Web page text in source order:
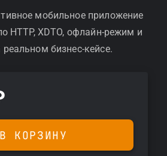
мобильное приложение
HTTP, XDTO, офлайн-режим и
бизнес-кейсе.
В КОРЗИНУ